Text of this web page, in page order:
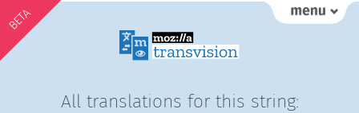
BETA
All translations for this string: